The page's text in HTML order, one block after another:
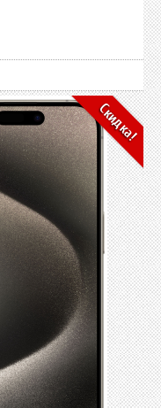
Скидка!